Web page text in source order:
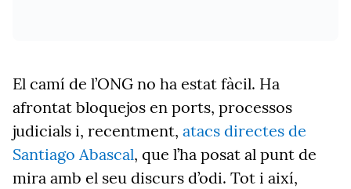
El camí de l’ONG no ha estat fàcil. Ha
afrontat bloquejos en ports, processos
judicials i, recentment, atacs directes de
Santiago Abascal, que l’ha posat al punt de
mira amb el seu discurs d’odi. Tot i així,